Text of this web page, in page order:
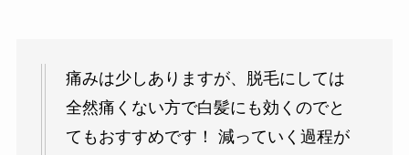
痛みは少しありますが、脱毛にしては
全然痛くない方で白髪にも効くのでと
てもおすすめです！ 減っていく過程が